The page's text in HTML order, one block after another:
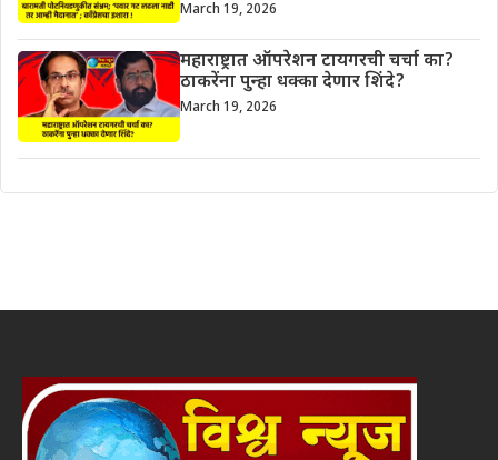
March 19, 2026
महाराष्ट्रात ऑपरेशन टायगरची चर्चा का?
ठाकरेंना पुन्हा धक्का देणार शिंदे?
March 19, 2026